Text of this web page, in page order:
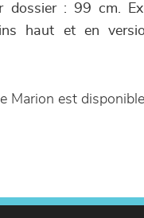
dossier : 99 cm.
haut et en
Marion est